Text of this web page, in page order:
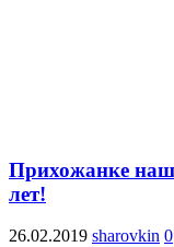
Прихожанке
лет!
26.02.2019 sharovkin 0